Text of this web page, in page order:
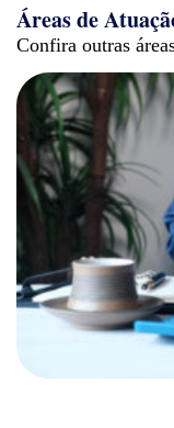
Áreas de
Confira outras